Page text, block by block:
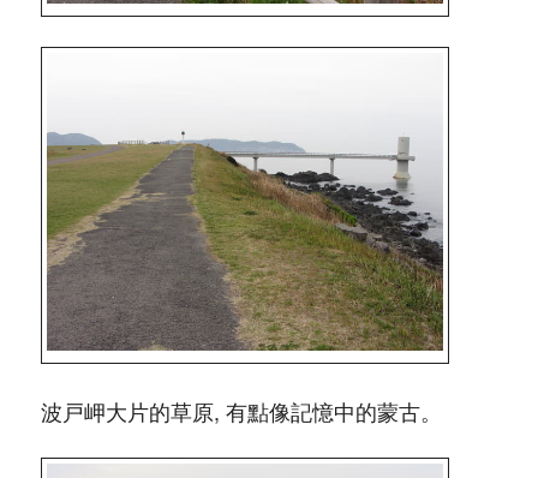
波戸岬大片的草原, 有點像記憶中的蒙古。